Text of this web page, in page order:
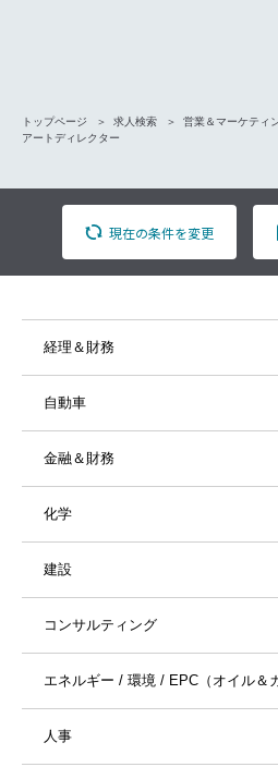
トップページ 求人検索 営業＆マーケティ
アートディレクター
現在の条件を変更
経理＆財務
自動車
金融＆財務
化学
建設
コンサルティング
エネルギー / 環境 / EPC（オイル＆
人事